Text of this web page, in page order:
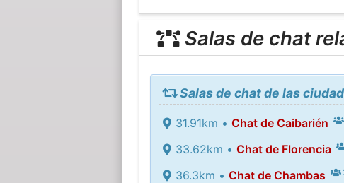
Salas de chat
Salas de chat de las
31.91km • Chat de Caibarién
33.62km • Chat de Florencia
36.3km • Chat de Chambas